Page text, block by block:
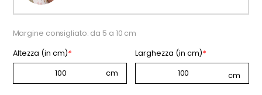
Margine consigliato: da 5 a 10 cm
Altezza (in cm)* Larghezza (in cm)*